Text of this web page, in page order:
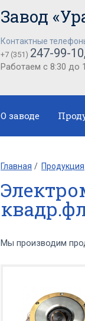
Завод
Контактные
+7 (351) 247-99-
Работаем с 8:30 до
О заводе
Главная Продукция
Мы производим